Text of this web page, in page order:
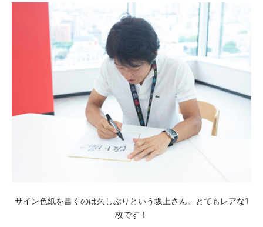
サイン色紙を書くのは久しぶりという坂上さん。とてもレアな1
枚です！